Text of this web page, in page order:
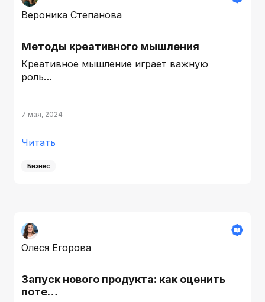
Вероника Степанова
Методы креативного мышления
Креативное мышление играет важную
роль…
7 мая, 2024
Читать
Бизнес
Олеся Егорова
Запуск нового продукта: как оценить
поте…